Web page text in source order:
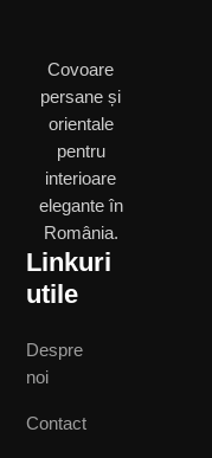
Covoare
persane și
orientale
pentru
interioare
elegante în
România.
Linkuri
utile
Despre
noi
Contact